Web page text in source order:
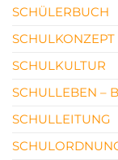
SCHÜLERBUCH
SCHULKONZEPT
SCHULKULTUR
SCHULLEBEN –
SCHULLEITUNG